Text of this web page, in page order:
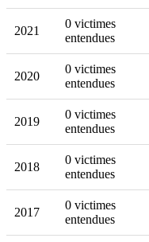
2021
0 victimes
entendues
2020
0 victimes
entendues
2019
0 victimes
entendues
2018
0 victimes
entendues
2017
0 victimes
entendues